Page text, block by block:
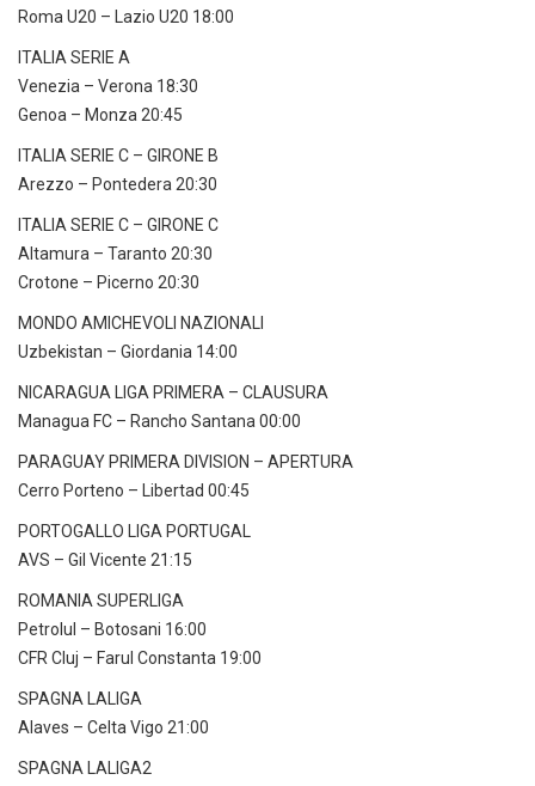
Roma U20 – Lazio U20 18:00
ITALIA SERIE A
Venezia – Verona 18:30
Genoa – Monza 20:45
ITALIA SERIE C – GIRONE B
Arezzo – Pontedera 20:30
ITALIA SERIE C – GIRONE C
Altamura – Taranto 20:30
Crotone – Picerno 20:30
MONDO AMICHEVOLI NAZIONALI
Uzbekistan – Giordania 14:00
NICARAGUA LIGA PRIMERA – CLAUSURA
Managua FC – Rancho Santana 00:00
PARAGUAY PRIMERA DIVISION – APERTURA
Cerro Porteno – Libertad 00:45
PORTOGALLO LIGA PORTUGAL
AVS – Gil Vicente 21:15
ROMANIA SUPERLIGA
Petrolul – Botosani 16:00
CFR Cluj – Farul Constanta 19:00
SPAGNA LALIGA
Alaves – Celta Vigo 21:00
SPAGNA LALIGA2